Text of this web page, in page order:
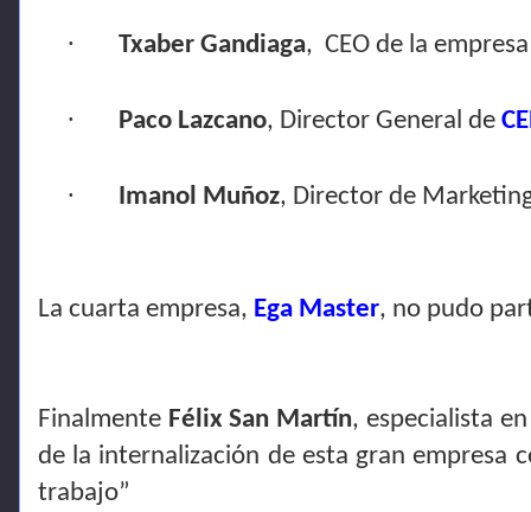
· Txaber Gandiaga, CEO de la
· Paco Lazcano, Director General de
· Imanol Muñoz, Director de
La cuarta empresa, Ega Master, no pudo
Finalmente Félix San Martín, especialista
de la internalización de esta gran empresa
trabajo”